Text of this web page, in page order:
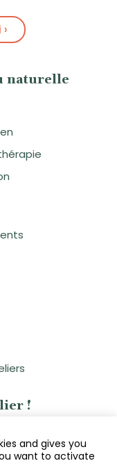
naturelle
!
and gives you
want to activate